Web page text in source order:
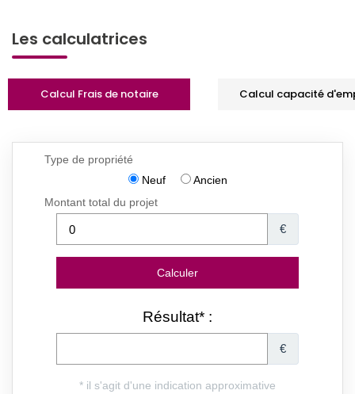
Les calculatrices
Calcul Frais de notaire Calcul capacité